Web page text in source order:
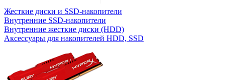
Жесткие диски и SSD-накопители
Внутренние SSD-накопители
Внутренние жесткие диски (HDD)
Аксессуары для накопителей HDD, SSD